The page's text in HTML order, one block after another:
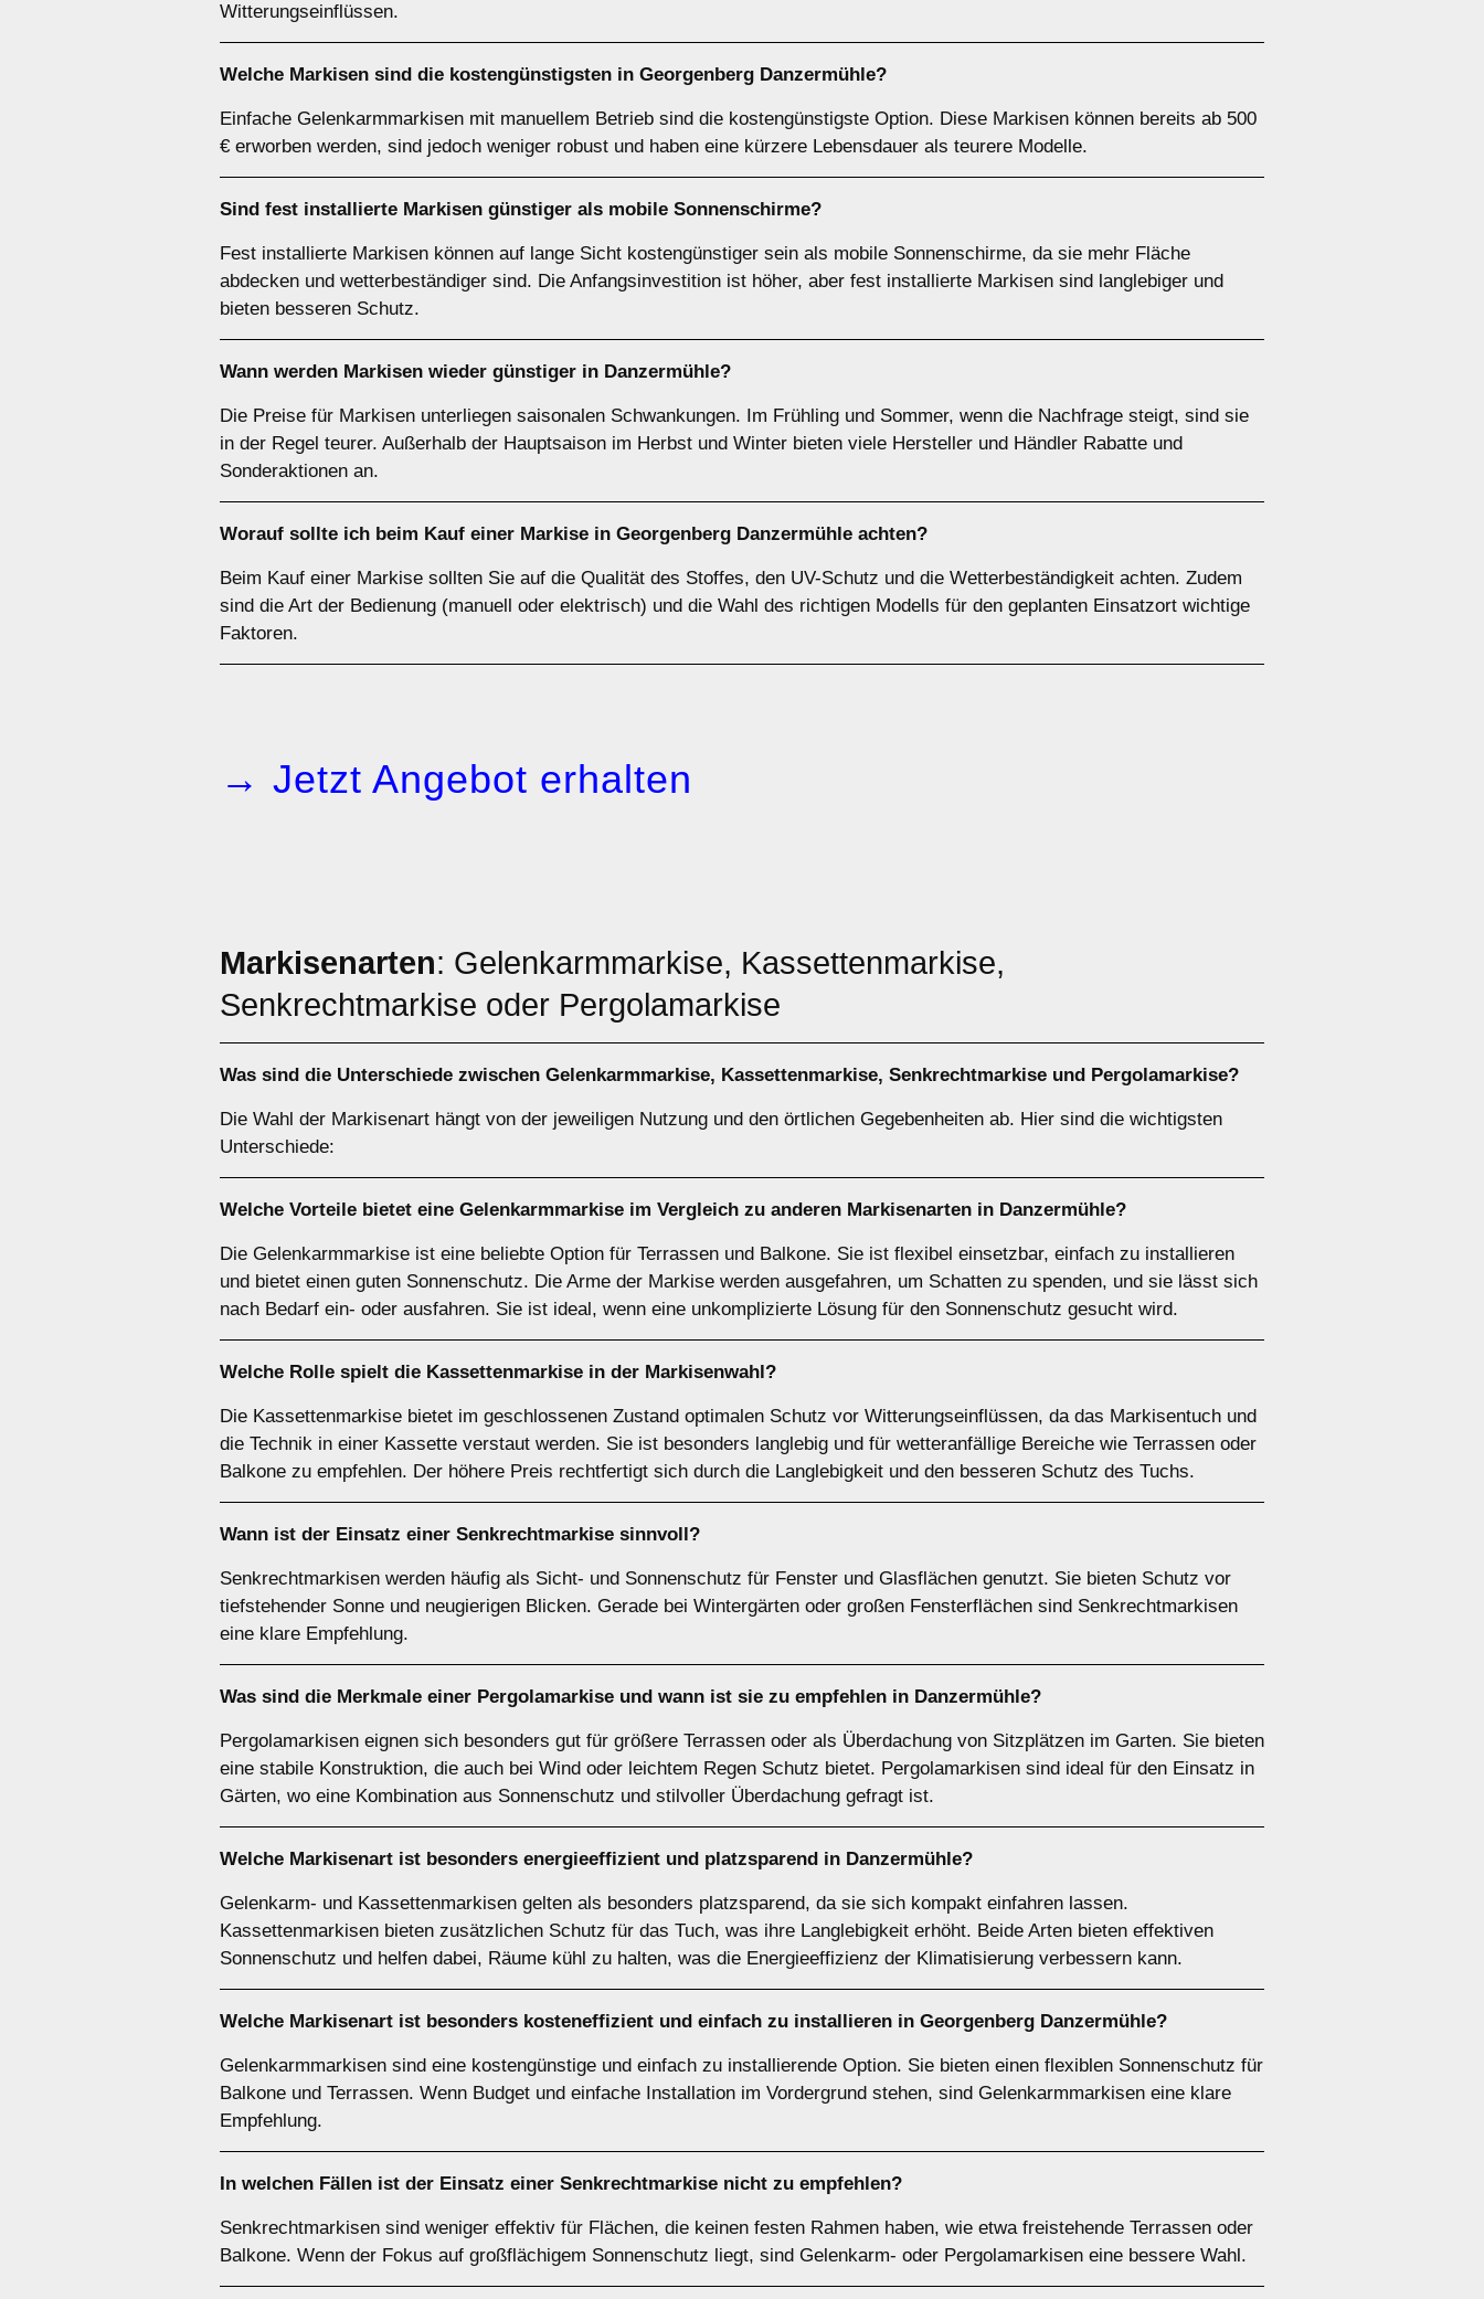
Witterungseinflüssen.
Welche Markisen sind die kostengünstigsten in Georgenberg Danzermühle?
Einfache Gelenkarmmarkisen mit manuellem Betrieb sind die kostengünstigste Option. Diese Markisen können bereits ab 500
€ erworben werden, sind jedoch weniger robust und haben eine kürzere Lebensdauer als teurere Modelle.
Sind fest installierte Markisen günstiger als mobile Sonnenschirme?
Fest installierte Markisen können auf lange Sicht kostengünstiger sein als mobile Sonnenschirme, da sie mehr Fläche
abdecken und wetterbeständiger sind. Die Anfangsinvestition ist höher, aber fest installierte Markisen sind langlebiger und
bieten besseren Schutz.
Wann werden Markisen wieder günstiger in Danzermühle?
Die Preise für Markisen unterliegen saisonalen Schwankungen. Im Frühling und Sommer, wenn die Nachfrage steigt, sind sie
in der Regel teurer. Außerhalb der Hauptsaison im Herbst und Winter bieten viele Hersteller und Händler Rabatte und
Sonderaktionen an.
Worauf sollte ich beim Kauf einer Markise in Georgenberg Danzermühle achten?
Beim Kauf einer Markise sollten Sie auf die Qualität des Stoffes, den UV-Schutz und die Wetterbeständigkeit achten. Zudem
sind die Art der Bedienung (manuell oder elektrisch) und die Wahl des richtigen Modells für den geplanten Einsatzort wichtige
Faktoren.
→ Jetzt Angebot erhalten
Markisenarten: Gelenkarmmarkise, Kassettenmarkise,
Senkrechtmarkise oder Pergolamarkise
Was sind die Unterschiede zwischen Gelenkarmmarkise, Kassettenmarkise, Senkrechtmarkise und Pergolamarkise?
Die Wahl der Markisenart hängt von der jeweiligen Nutzung und den örtlichen Gegebenheiten ab. Hier sind die wichtigsten
Unterschiede:
Welche Vorteile bietet eine Gelenkarmmarkise im Vergleich zu anderen Markisenarten in Danzermühle?
Die Gelenkarmmarkise ist eine beliebte Option für Terrassen und Balkone. Sie ist flexibel einsetzbar, einfach zu installieren
und bietet einen guten Sonnenschutz. Die Arme der Markise werden ausgefahren, um Schatten zu spenden, und sie lässt sich
nach Bedarf ein- oder ausfahren. Sie ist ideal, wenn eine unkomplizierte Lösung für den Sonnenschutz gesucht wird.
Welche Rolle spielt die Kassettenmarkise in der Markisenwahl?
Die Kassettenmarkise bietet im geschlossenen Zustand optimalen Schutz vor Witterungseinflüssen, da das Markisentuch und
die Technik in einer Kassette verstaut werden. Sie ist besonders langlebig und für wetteranfällige Bereiche wie Terrassen oder
Balkone zu empfehlen. Der höhere Preis rechtfertigt sich durch die Langlebigkeit und den besseren Schutz des Tuchs.
Wann ist der Einsatz einer Senkrechtmarkise sinnvoll?
Senkrechtmarkisen werden häufig als Sicht- und Sonnenschutz für Fenster und Glasflächen genutzt. Sie bieten Schutz vor
tiefstehender Sonne und neugierigen Blicken. Gerade bei Wintergärten oder großen Fensterflächen sind Senkrechtmarkisen
eine klare Empfehlung.
Was sind die Merkmale einer Pergolamarkise und wann ist sie zu empfehlen in Danzermühle?
Pergolamarkisen eignen sich besonders gut für größere Terrassen oder als Überdachung von Sitzplätzen im Garten. Sie bieten
eine stabile Konstruktion, die auch bei Wind oder leichtem Regen Schutz bietet. Pergolamarkisen sind ideal für den Einsatz in
Gärten, wo eine Kombination aus Sonnenschutz und stilvoller Überdachung gefragt ist.
Welche Markisenart ist besonders energieeffizient und platzsparend in Danzermühle?
Gelenkarm- und Kassettenmarkisen gelten als besonders platzsparend, da sie sich kompakt einfahren lassen.
Kassettenmarkisen bieten zusätzlichen Schutz für das Tuch, was ihre Langlebigkeit erhöht. Beide Arten bieten effektiven
Sonnenschutz und helfen dabei, Räume kühl zu halten, was die Energieeffizienz der Klimatisierung verbessern kann.
Welche Markisenart ist besonders kosteneffizient und einfach zu installieren in Georgenberg Danzermühle?
Gelenkarmmarkisen sind eine kostengünstige und einfach zu installierende Option. Sie bieten einen flexiblen Sonnenschutz für
Balkone und Terrassen. Wenn Budget und einfache Installation im Vordergrund stehen, sind Gelenkarmmarkisen eine klare
Empfehlung.
In welchen Fällen ist der Einsatz einer Senkrechtmarkise nicht zu empfehlen?
Senkrechtmarkisen sind weniger effektiv für Flächen, die keinen festen Rahmen haben, wie etwa freistehende Terrassen oder
Balkone. Wenn der Fokus auf großflächigem Sonnenschutz liegt, sind Gelenkarm- oder Pergolamarkisen eine bessere Wahl.